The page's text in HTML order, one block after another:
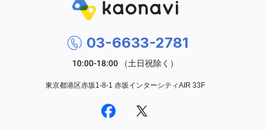
03-6633-2781
東京都港区赤坂1-8-1 赤坂インターシティAIR 33F